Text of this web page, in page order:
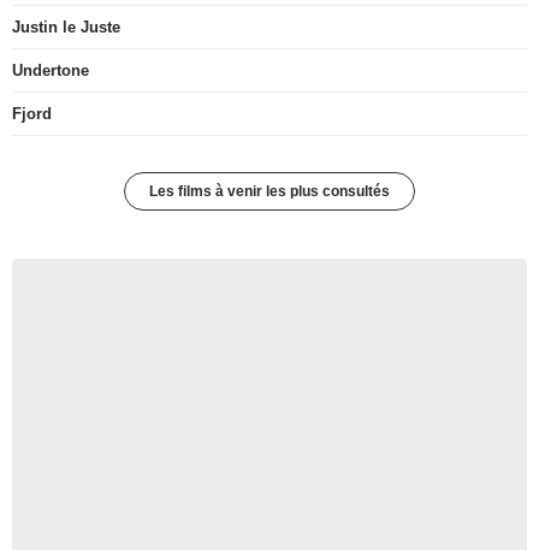
Justin le Juste
Undertone
Fjord
Les films à venir les plus consultés